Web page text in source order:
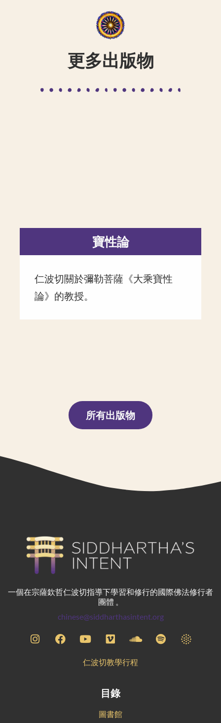
更多出版物
寶性論
仁波切關於彌勒菩薩《大乘寶性
論》的教授。
所有出版物
一個在宗薩欽哲仁波切指導下學習和修行的國際佛法修行者
團體 。
chinese@siddharthasintent.org
仁波切教學行程
目錄
圖書館